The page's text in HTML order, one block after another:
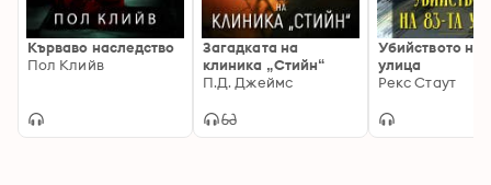
Кърваво наследство
Пол Клийв
Загадката на
клиника „Стийн“
П.Д. Джеймс
Убийството на
улица
Рекс Стаут